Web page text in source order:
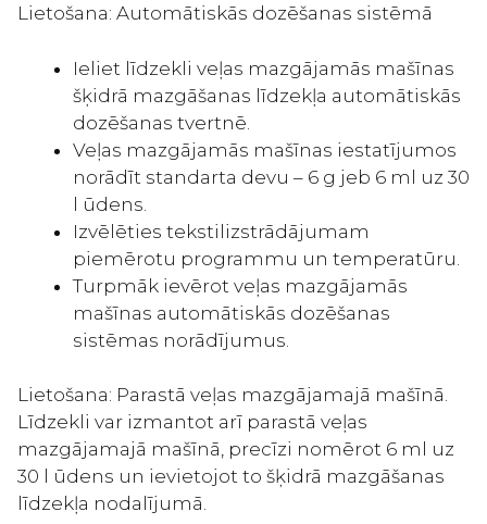
Lietošana: Automātiskās dozēšanas sistēmā
Ieliet līdzekli veļas mazgājamās mašīnas
šķidrā mazgāšanas līdzekļa automātiskās
dozēšanas tvertnē.
Veļas mazgājamās mašīnas iestatījumos
norādīt standarta devu – 6 g jeb 6 ml uz 30
l ūdens.
Izvēlēties tekstilizstrādājumam
piemērotu programmu un temperatūru.
Turpmāk ievērot veļas mazgājamās
mašīnas automātiskās dozēšanas
sistēmas norādījumus.
Lietošana: Parastā veļas mazgājamajā mašīnā.
Līdzekli var izmantot arī parastā veļas
mazgājamajā mašīnā, precīzi nomērot 6 ml uz
30 l ūdens un ievietojot to šķidrā mazgāšanas
līdzekļa nodalījumā.